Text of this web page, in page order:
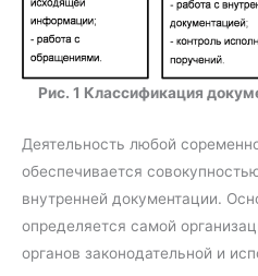
Рис. 1 Классификация
Деятельность любой
обеспечивается
внутренней документации.
определяется самой
органов законодательной и